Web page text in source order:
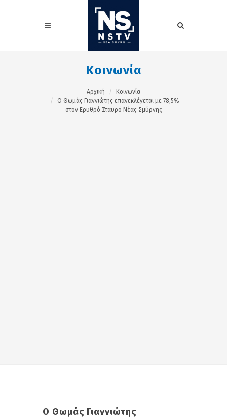
Κοινωνία
Αρχική
Κοινωνία
O Θωμάς Γιαννιώτης επανεκλέγεται με 78,5%
στον Ερυθρό Σταυρό Νέας Σμύρνης
O Θωμάς Γιαννιώτης